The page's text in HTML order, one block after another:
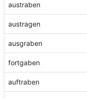
austraben
austragen
ausgraben
fortgaben
auftraben